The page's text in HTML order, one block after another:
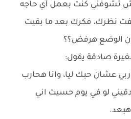
تشوفني كنت بعمل أي حاجه
نظرك، فكرك بعد ما بقيت
الوضع هرفض؟؟
صادقة يقول:
عشان حبك ليا، وانا هحارب
لو في يوم حسيت اني